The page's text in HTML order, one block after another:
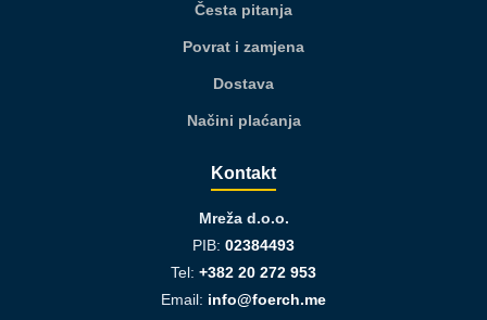
Česta pitanja
Povrat i zamjena
Dostava
Načini plaćanja
Kontakt
Mreža d.o.o.
PIB: 02384493
Tel: +382 20 272 953
Email: info@foerch.me